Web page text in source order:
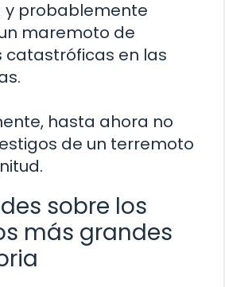
y probablemente
maremoto de
catastróficas en las
hasta ahora no
de un terremoto
sobre los
más grandes